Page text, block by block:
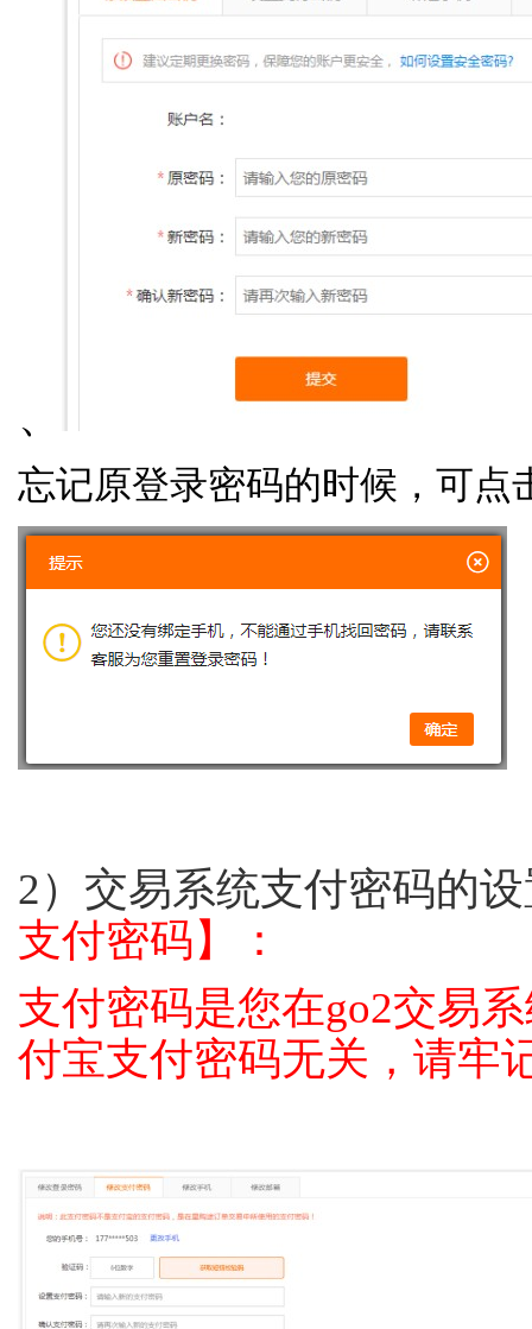
、
忘记原登录密码的时候，可点
2）交易系统支付密码的
支付密码】：
支付密码是您在go2交易
付宝支付密码无关，请牢